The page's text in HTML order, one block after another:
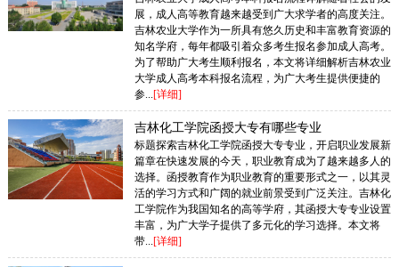
展，成人高等教育越来越受到广大求学者的高度关注。
吉林农业大学作为一所具有悠久历史和丰富教育资源的
知名学府，每年都吸引着众多考生报名参加成人高考。
为了帮助广大考生顺利报名，本文将详细解析吉林农业
大学成人高考本科报名流程，为广大考生提供便捷的
参...[详细]
吉林化工学院函授大专有哪些专业
标题探索吉林化工学院函授大专专业，开启职业发展新
篇章在快速发展的今天，职业教育成为了越来越多人的
选择。函授教育作为职业教育的重要形式之一，以其灵
活的学习方式和广阔的就业前景受到广泛关注。吉林化
工学院作为我国知名的高等学府，其函授大专专业设置
丰富，为广大学子提供了多元化的学习选择。本文将
带...[详细]